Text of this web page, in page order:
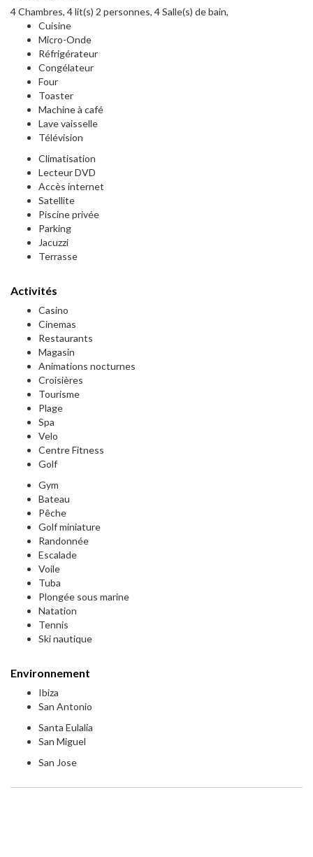
4 Chambres, 4 lit(s) 2 personnes, 4 Salle(s) de bain,
Cuisine
Micro-Onde
Réfrigérateur
Congélateur
Four
Toaster
Machine à café
Lave vaisselle
Télévision
Climatisation
Lecteur DVD
Accès internet
Satellite
Piscine privée
Parking
Jacuzzi
Terrasse
Activités
Casino
Cinemas
Restaurants
Magasin
Animations nocturnes
Croisières
Tourisme
Plage
Spa
Velo
Centre Fitness
Golf
Gym
Bateau
Pêche
Golf miniature
Randonnée
Escalade
Voile
Tuba
Plongée sous marine
Natation
Tennis
Ski nautique
Environnement
Ibiza
San Antonio
Santa Eulalia
San Miguel
San Jose